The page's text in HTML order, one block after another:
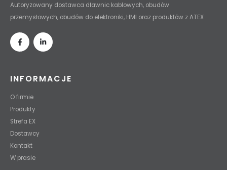
Autoryzowany dostawca dławnic kablowych, obudów
przemysłowych, obudów do elektroniki, HMI oraz produktów z ATEX
INFORMACJE
O firmie
Produkty
Strefa EX
Dostawcy
Kontakt
W prasie